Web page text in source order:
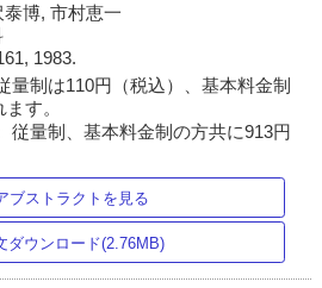
博, 市村恵一
1983.
量制は110円（税込）、基本料金制
す。
従量制、基本料金制の方共に913円
ブストラクトを見る
ダウンロード(2.76MB)